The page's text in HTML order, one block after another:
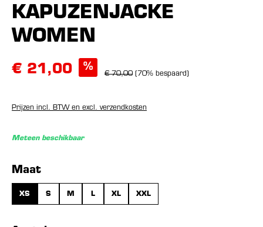
KAPUZENJACKE
WOMEN
€ 21,00 %
€ 70,00 (70% bespaard)
Prijzen incl. BTW en excl. verzendkosten
Meteen beschikbaar
Selecteer
Maat
XS S M L XL XXL